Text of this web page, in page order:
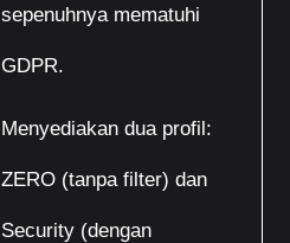
sepenuhnya mematuhi
GDPR.
Menyediakan dua profil:
ZERO (tanpa filter) dan
Security (dengan